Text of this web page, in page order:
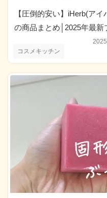
コスメキッチン
【圧倒的安い】iHerb(ア
の商品まとめ│2025年最新